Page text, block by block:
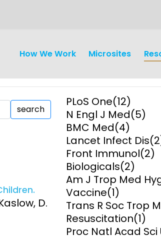
How We Work
Clinical Research
Epidemiology and
Demography
Microsites
search
D.
PLoS One(12)
N Engl J Med(5)
BMC Med(4)
Lancet Infect Dis
Front Immunol(2)
Biologicals(2)
Am J Trop Med
Vaccine(1)
Trans R Soc Trop
Resuscitation(1)
Proc Natl Acad Sci